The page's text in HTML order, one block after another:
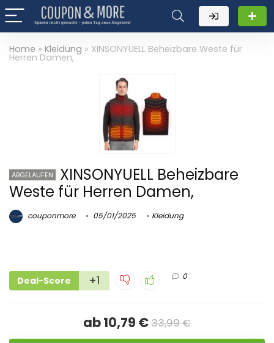
Home » Kleidung » XINSONYUELL Beheizbare Weste für
Herren Damen,
ABGELAUFEN
XINSONYUELL Beheizbare
Weste für Herren Damen,
couponmore 05/01/2025 Kleidung
Deal-Score +1 0
ab 10,79 €33,99 €